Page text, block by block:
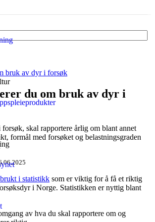
bruk av dyr i forsøk
du om bruk av dyr i
skal rapportere årlig om blant annet
formål med forsøket og belastningsgraden
i statistikk som er viktig for å få et riktig
i Norge. Statistikken er nyttig blant
av hva du skal rapportere om og